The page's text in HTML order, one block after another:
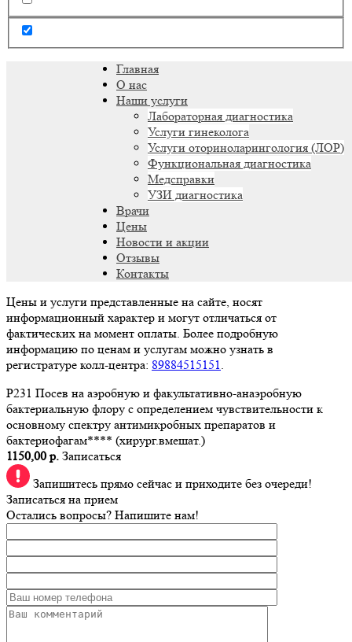
Главная
О нас
Наши услуги
Лабораторная диагностика
Услуги гинеколога
Услуги оториноларингология (ЛОР)
Функциональная диагностика
Медсправки
УЗИ диагностика
Врачи
Цены
Новости и акции
Отзывы
Контакты
Цены и услуги представленные на сайте, носят
информационный характер и могут отличаться от
фактических на момент оплаты. Более подробную
информацию по ценам и услугам можно узнать в
регистратуре колл-центра: 89884515151.
P231 Посев на аэробную и факультативно-анаэробную
бактериальную флору с определением чувствительности к
основному спектру антимикробных препаратов и
бактериофагам**** (хирург.вмешат.)
1150,00 р. Записаться
Запишитесь прямо сейчас и приходите без очереди!
Записаться на прием
Остались вопросы? Напишите нам!